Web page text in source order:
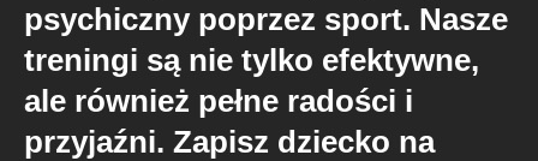
psychiczny poprzez sport. Nasze
treningi są nie tylko efektywne,
ale również pełne radości i
przyjaźni. Zapisz dziecko na